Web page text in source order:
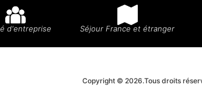
d'entreprise Séjour France et étranger
Copyright © 2026.Tous droits